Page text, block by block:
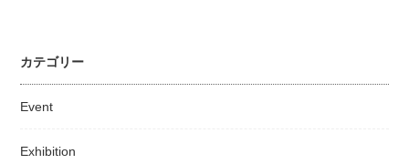
カテゴリー
Event
Exhibition